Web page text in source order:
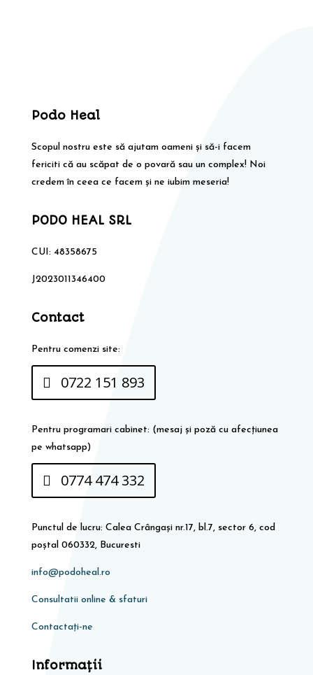
Podo Heal
Scopul nostru este să ajutam oameni și să-i facem
fericiti că au scăpat de o povară sau un complex! Noi
credem în ceea ce facem și ne iubim meseria!
PODO HEAL SRL
CUI: 48358675
J2023011346400
Contact
Pentru comenzi site:
0722 151 893
Pentru programari cabinet: (mesaj și poză cu afecțiunea
pe whatsapp)
0774 474 332
Punctul de lucru: Calea Crângași nr.17, bl.7, sector 6, cod
poștal 060332, Bucuresti
info@podoheal.ro
Consultatii online & sfaturi
Contactați-ne
Informaţii